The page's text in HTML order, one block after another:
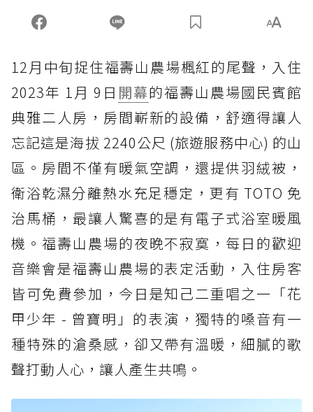
12月中旬捉住福壽山農場楓紅的尾聲，入住
2023年 1月 9日 開幕的福壽山農場國民賓館
典雅二人房，房間嶄新的設備，舒適得讓人
忘記這是海拔 2240公尺 (旅遊服務中心) 的山
區。房間不僅有暖氣空調，還提供羽絨被，
衛浴乾濕分離熱水充足穩定，更有 TOTO 免
治馬桶，最讓人驚喜的是有電子式浴室暖風
機。福壽山農場的夜晚不寂寞，每日的歡迎
音樂會是福壽山農場的表定活動，入住房客
皆可免費參加，今日是知己二重唱之一「花
甲少年 - 曾寶明」的表演，獨特的嗓音有一
種特殊的滄桑感，卻又帶有溫暖，細膩的歌
聲打動人心，讓人產生共鳴。